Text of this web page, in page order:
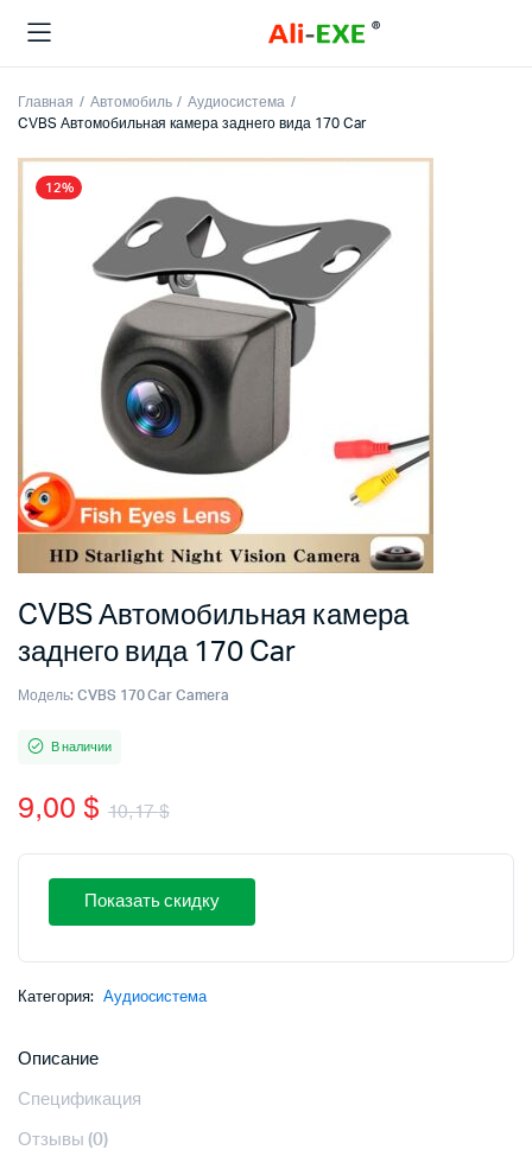
Главная Автомобиль
Аудиосистема
CVBS Автомобильная камера заднего вида 170 Car
12%
CVBS Автомобильная камера
заднего вида 170 Car
Модель: CVBS 170 Car Camera
В наличии
10,17$
Первоначальная
цена
составляла
10,17 $.
9,00 $
Текущая
цена:
9,00 $.
Показать скидку
Категория: Аудиосистема
Описание
Спецификация
Отзывы (0)